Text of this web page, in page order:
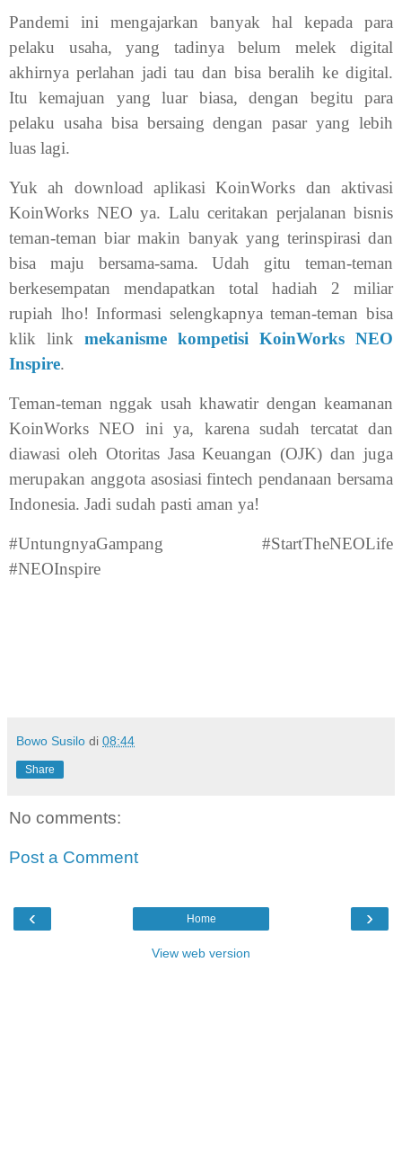
Pandemi ini mengajarkan banyak hal kepada para
pelaku usaha, yang tadinya belum melek digital
akhirnya perlahan jadi tau dan bisa beralih ke digital.
Itu kemajuan yang luar biasa, dengan begitu para
pelaku usaha bisa bersaing dengan pasar yang lebih
luas lagi.
Yuk ah download aplikasi KoinWorks dan aktivasi
KoinWorks NEO ya. Lalu ceritakan perjalanan bisnis
teman-teman biar makin banyak yang terinspirasi dan
bisa maju bersama-sama. Udah gitu teman-teman
berkesempatan mendapatkan total hadiah 2 miliar
rupiah lho! Informasi selengkapnya teman-teman bisa
klik link mekanisme kompetisi KoinWorks NEO
Inspire.
Teman-teman nggak usah khawatir dengan keamanan
KoinWorks NEO ini ya, karena sudah tercatat dan
diawasi oleh Otoritas Jasa Keuangan (OJK) dan juga
merupakan anggota asosiasi fintech pendanaan bersama
Indonesia. Jadi sudah pasti aman ya!
#UntungnyaGampang #StartTheNEOLife
#NEOInspire
Bowo Susilo di 08:44
Share
No comments:
Post a Comment
‹ ›
Home
View web version